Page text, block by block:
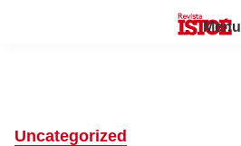
Menu
Uncategorized